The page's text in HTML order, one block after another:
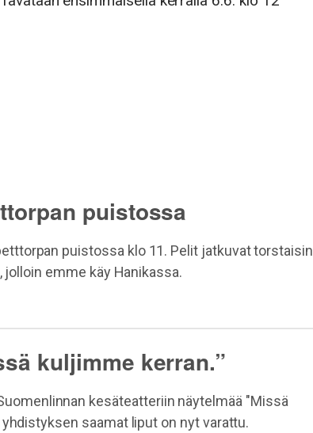
puistossa
puistossa klo 11. Pelit jatkuvat torstaisin
jolloin emme käy Hanikassa.
kuljimme kerran.”
kesäteatteriin näytelmää "Missä
saamat liput on nyt varattu.